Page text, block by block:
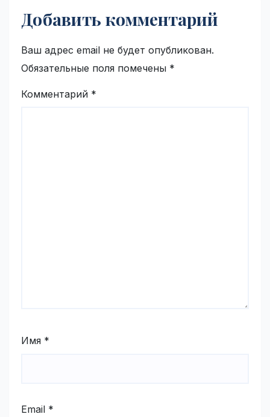
Добавить комментарий
Ваш адрес email не будет опубликован.
Обязательные поля помечены *
Комментарий *
Имя *
Email *